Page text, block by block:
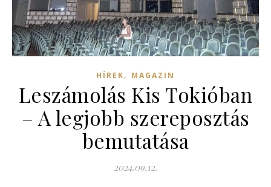
HÍREK, MAGAZIN
Leszámolás Kis Tokióban
– A legjobb szereposztás
bemutatása
2024.09.12.